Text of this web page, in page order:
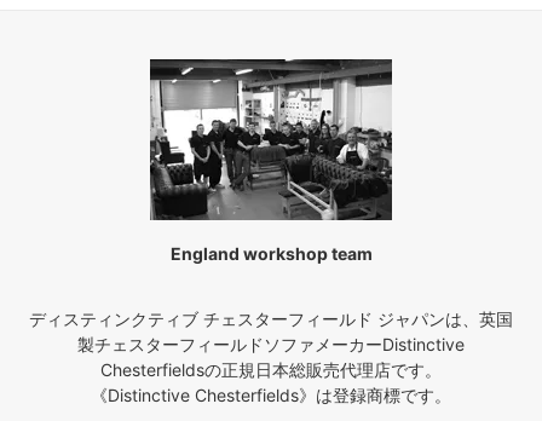
England workshop team
ディスティンクティブ チェスターフィールド ジャパンは、英国
製チェスターフィールドソファメーカーDistinctive
Chesterfieldsの正規日本総販売代理店です。
《Distinctive Chesterfields》は登録商標です。